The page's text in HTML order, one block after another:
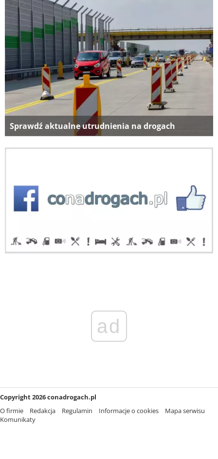
Sprawdź aktualne utrudnienia na drogach
ad
Copyright 2026 conadrogach.pl
O firmie
Redakcja Regulamin Informacje o cookies
Mapa serwisu
Komunikaty